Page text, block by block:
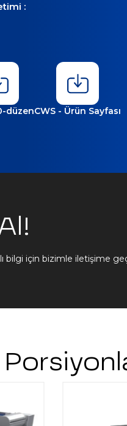
:
düzenCWS - Ürün Sayfası
bilgi için bizimle iletişime